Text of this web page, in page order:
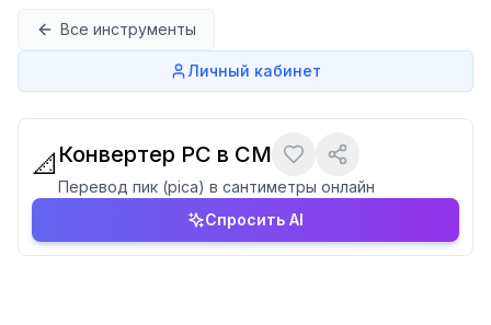
Все инструменты
Личный кабинет
📐 Конвертер PC в CM
Перевод пик (pica) в сантиметры онлайн
Спросить AI